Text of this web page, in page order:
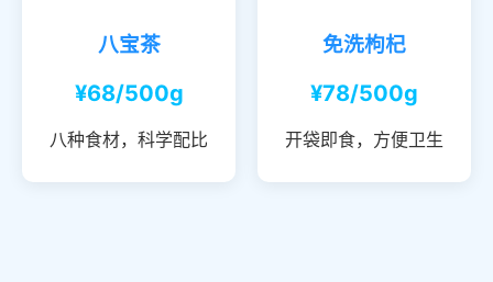
八宝茶
¥68/500g
八种食材，科学配比
免洗枸杞
¥78/500g
开袋即食，方便卫生